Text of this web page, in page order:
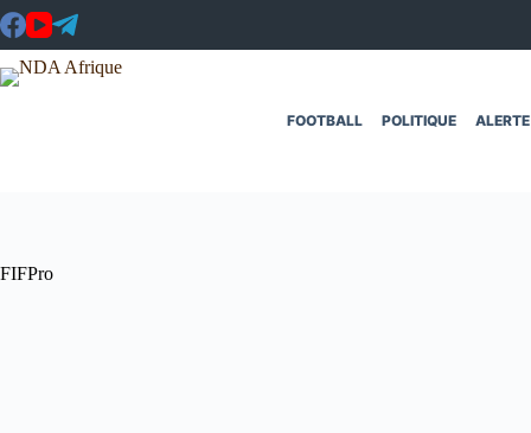
Passer
au
contenu
FOOTBALL POLITIQUE ALERTE
FIFPro